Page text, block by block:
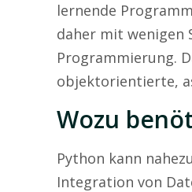
lernende
daher mit wenigen
Programmierung.
objektorientierte,
Wozu
Python kann
Integration von